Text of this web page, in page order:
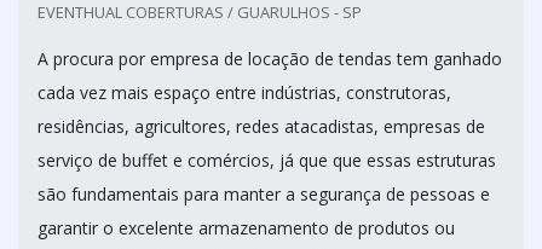
EVENTHUAL COBERTURAS / GUARULHOS - SP
A procura por empresa de locação de tendas tem ganhado
cada vez mais espaço entre indústrias, construtoras,
residências, agricultores, redes atacadistas, empresas de
serviço de buffet e comércios, já que que essas estruturas
são fundamentais para manter a segurança de pessoas e
garantir o excelente armazenamento de produtos ou